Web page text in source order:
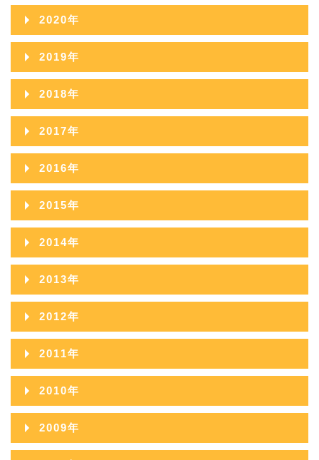
2026年02月
2026年01月
2025年07月
2025年06月
2025年05月
2025年03月
2025年02月
2025年01月
2024年08月
2024年07月
2024年06月
2024年05月
2024年03月
2024年02月
2024年01月
2023年09月
2023年08月
2023年07月
2023年06月
2023年05月
2023年03月
2023年02月
2023年01月
2022年11月
2022年10月
2022年09月
2022年08月
2022年07月
2022年06月
2022年05月
2022年03月
2022年02月
2022年01月
2021年12月
2021年11月
2021年10月
2021年09月
2021年08月
2021年07月
2021年06月
2021年05月
2021年03月
2021年02月
2021年01月
2020年
2020年12月
2020年11月
2020年10月
2020年09月
2020年08月
2020年07月
2020年06月
2020年05月
2020年03月
2020年02月
2020年01月
2019年
2019年12月
2019年11月
2019年10月
2019年09月
2019年08月
2019年07月
2019年06月
2019年05月
2019年03月
2019年02月
2019年01月
2018年
2018年12月
2018年11月
2018年10月
2018年09月
2018年08月
2018年07月
2018年06月
2018年05月
2018年03月
2018年02月
2018年01月
2017年
2017年12月
2017年11月
2017年10月
2017年09月
2017年08月
2017年07月
2017年06月
2017年05月
2017年03月
2016年
2016年12月
2016年11月
2016年10月
2016年09月
2016年08月
2016年07月
2016年06月
2016年05月
2015年
2015年12月
2015年11月
2015年10月
2015年09月
2015年08月
2015年07月
2015年06月
2015年05月
2014年
2014年12月
2014年11月
2014年10月
2014年09月
2014年08月
2014年07月
2014年06月
2013年
2013年12月
2013年11月
2013年10月
2013年09月
2013年08月
2012年
2012年12月
2012年11月
2012年10月
2012年09月
2011年
2011年12月
2011年11月
2011年10月
2010年
2010年12月
2010年11月
2009年
2009年12月